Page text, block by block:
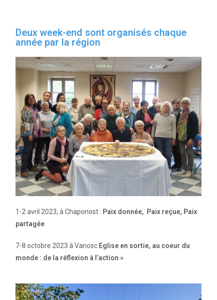
Deux week-end sont organisés chaque
année par la région
1-2 avril 2023, à Chaponost : Paix donnée, Paix reçue, Paix
partagée
7-8 octobre 2023 à Vanosc Eglise en sortie, au coeur du
monde : de la réflexion à l’action »